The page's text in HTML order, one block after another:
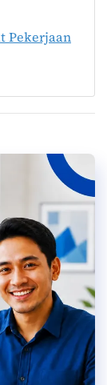
Pekerjaan